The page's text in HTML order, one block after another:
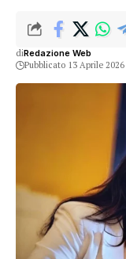
diRedazione Web
Pubblicato 13 Aprile 2026